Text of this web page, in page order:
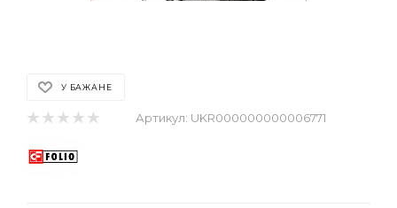
У БАЖАНЕ
Артикул: UKR000000000006771